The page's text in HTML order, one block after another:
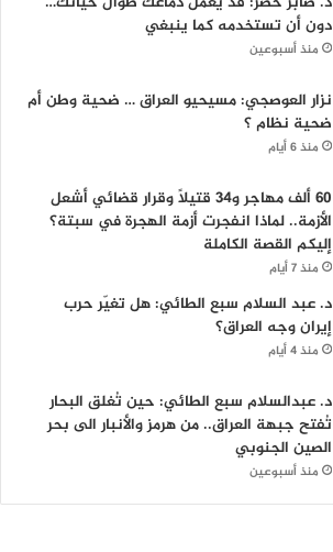
دون أن تستخدمه كما ينبغي
منذ أسبوعين
نزار العوصجي: مسيحيو العراق … ضحية وطن أم
ضحية نظام ؟
منذ 6 أيام
60 ألف مهاجر و34 قتيلاً وقرار قضائي أشعل
الأزمة.. لماذا انفجرت أزمة الهجرة في سبتة؟
إليكم القصة الكاملة
منذ 7 أيام
د. عبد السلام سبع الطائي: هل تغيّر حرب
إيران وجه العراق؟
منذ 4 أيام
د. عبدالسلام سبع الطائي: حين تُغلق البحار
تُفتح جبهة العراق.. من هرمز والأنبار الى بحر
الصين الجنوبي
منذ أسبوعين